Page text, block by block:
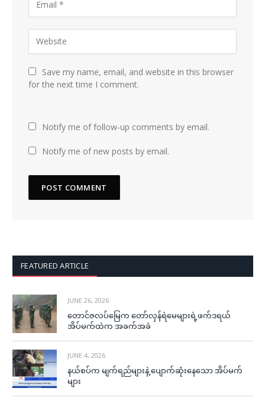
Save my name, email, and website in this browser
for the next time I comment.
Notify me of follow-up comments by email.
Notify me of new posts by email.
FEATURED ARTICLE
JUNE 26, 2026
တောင်ဇလပ်မြေက တော်လှန်ရဲမေများရဲ့ဖက်ဒရယ်
အိပ်မက်ထဲက အခက်အခဲ
JUNE 4, 2026
နယ်စပ်က မျက်ရည်များနဲ့ ပျောက်ဆုံးနေသော အိပ်မက်
များ